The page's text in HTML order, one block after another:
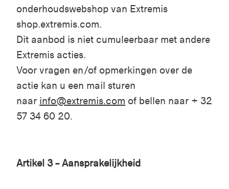
onderhoudswebshop van Extremis
shop.extremis.com.
Dit aanbod is niet cumuleerbaar met andere
Extremis acties.
Voor vragen en/of opmerkingen over de
actie kan u een mail sturen
naar info@extremis.com of bellen naar + 32
57 34 60 20.
Artikel 3 – Aansprakelijkheid